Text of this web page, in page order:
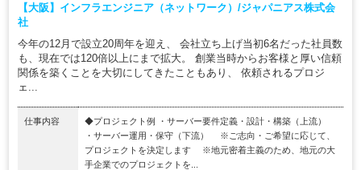
【大阪】インフラエンジニア（ネットワーク）/ジャパニアス株式会
社
今年の12月で設立20周年を迎え、 会社立ち上げ当初6名だった社員数
も、現在では120倍以上にまで拡大。 創業当時からお客様と厚い信頼
関係を築くことを大切にしてきたこともあり、 依頼されるプロジ
ェ...
仕事内容
◆プロジェクト例 ・サーバー要件定義・設計・構築（上流）
・サーバー運用・保守（下流） ※ご志向・ご希望に応じて、
プロジェクトを決定します ※地元密着主義のため、地元の大
手企業でのプロジェクトを...